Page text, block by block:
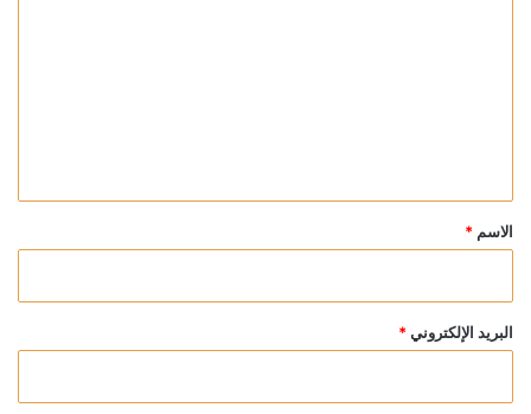
*
الاسم *
البريد الإلكتروني *